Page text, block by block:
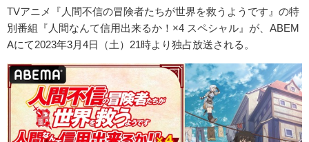
TVアニメ『人間不信の冒険者たちが世界を救うようです』の特
別番組『人間なんて信用出来るか！×4 スペシャル』が、ABEM
Aにて2023年3月4日（土）21時より独占放送される。